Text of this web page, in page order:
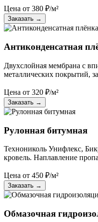
Цена от 380 ₽/м²
Заказать →
Антиконденсатная
Двухслойная мембрана с
металлических покрытий,
Цена от 320 ₽/м²
Заказать →
Рулонная битумная
Технониколь Унифлекс,
кровель. Наплавление
Цена от 450 ₽/м²
Заказать →
Обмазочная